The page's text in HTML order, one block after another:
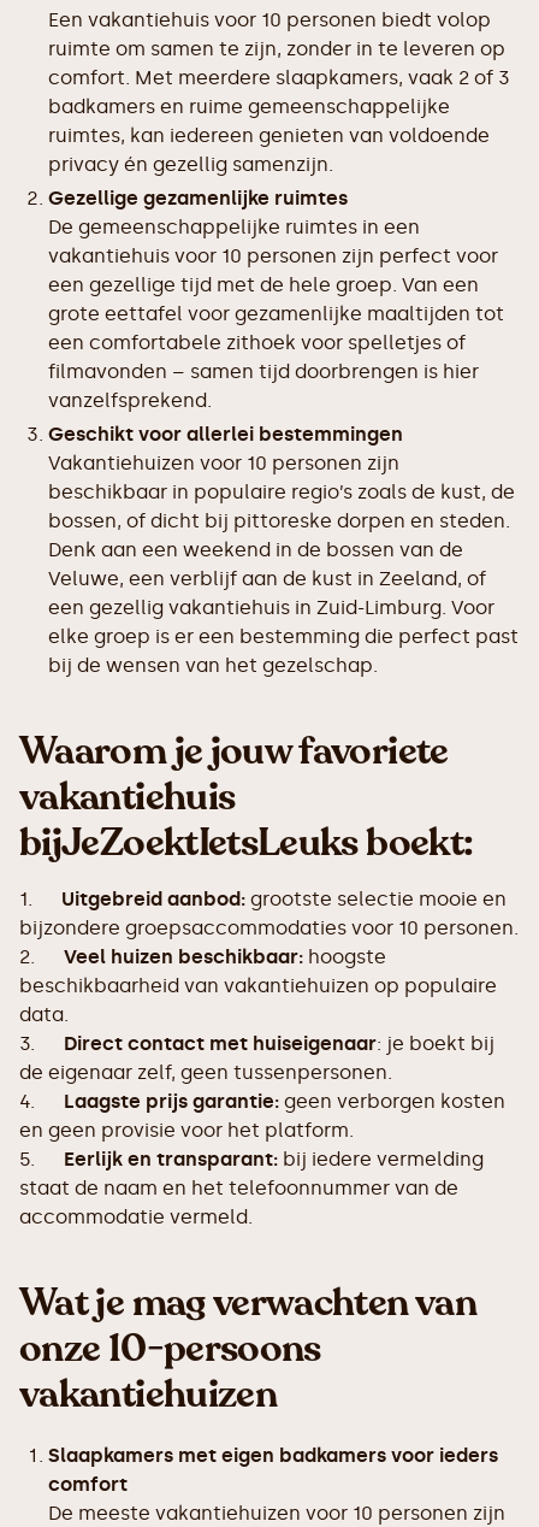
Een vakantiehuis voor 10 personen biedt volop
ruimte om samen te zijn, zonder in te leveren op
comfort. Met meerdere slaapkamers, vaak 2 of 3
badkamers en ruime gemeenschappelijke
ruimtes, kan iedereen genieten van voldoende
privacy én gezellig samenzijn.
Gezellige gezamenlijke ruimtes
De gemeenschappelijke ruimtes in een
vakantiehuis voor 10 personen zijn perfect voor
een gezellige tijd met de hele groep. Van een
grote eettafel voor gezamenlijke maaltijden tot
een comfortabele zithoek voor spelletjes of
filmavonden – samen tijd doorbrengen is hier
vanzelfsprekend.
Geschikt voor allerlei bestemmingen
Vakantiehuizen voor 10 personen zijn
beschikbaar in populaire regio’s zoals de kust, de
bossen, of dicht bij pittoreske dorpen en steden.
Denk aan een weekend in de bossen van de
Veluwe, een verblijf aan de kust in Zeeland, of
een gezellig vakantiehuis in Zuid-Limburg. Voor
elke groep is er een bestemming die perfect past
bij de wensen van het gezelschap.
Waarom je jouw favoriete
vakantiehuis
bijJeZoektIetsLeuks boekt:
1. Uitgebreid aanbod: grootste selectie mooie en
bijzondere groepsaccommodaties voor 10 personen.
2. Veel huizen beschikbaar: hoogste
beschikbaarheid van vakantiehuizen op populaire
data.
3. Direct contact met huiseigenaar: je boekt bij
de eigenaar zelf, geen tussenpersonen.
4. Laagste prijs garantie: geen verborgen kosten
en geen provisie voor het platform.
5. Eerlijk en transparant: bij iedere vermelding
staat de naam en het telefoonnummer van de
accommodatie vermeld.
Wat je mag verwachten van
onze 10-persoons
vakantiehuizen
Slaapkamers met eigen badkamers voor ieders
comfort
De meeste vakantiehuizen voor 10 personen zijn